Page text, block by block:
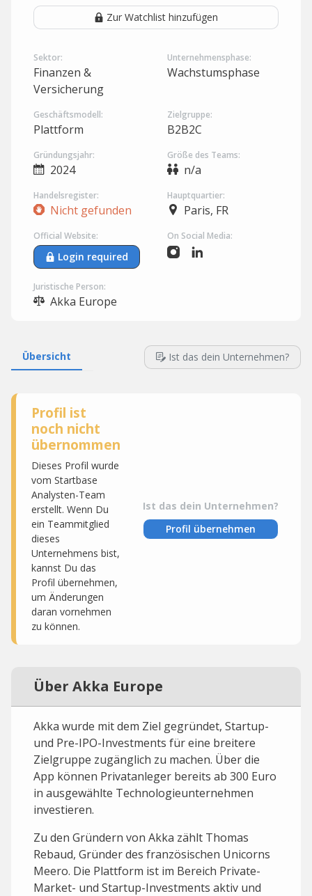
Zur Watchlist hinzufügen
Sektor:
Finanzen &
Versicherung
Unternehmensphase:
Wachstumsphase
Geschäftsmodell:
Plattform
Zielgruppe:
B2B2C
Gründungsjahr:
2024
Größe des Teams:
n/a
Handelsregister:
Nicht gefunden
Hauptquartier:
Paris, FR
Official Website:
Login required
On Social Media:
Juristische Person:
Akka Europe
Übersicht Ist das dein Unternehmen?
Profil ist
noch nicht
übernommen
Dieses Profil wurde
vom Startbase
Analysten-Team
erstellt. Wenn Du
ein Teammitglied
dieses
Unternehmens bist,
kannst Du das
Profil übernehmen,
um Änderungen
daran vornehmen
zu können.
Ist das dein Unternehmen?
Profil übernehmen
Über Akka Europe
Akka wurde mit dem Ziel gegründet, Startup-
und Pre-IPO-Investments für eine breitere
Zielgruppe zugänglich zu machen. Über die
App können Privatanleger bereits ab 300 Euro
in ausgewählte Technologieunternehmen
investieren.
Zu den Gründern von Akka zählt Thomas
Rebaud, Gründer des französischen Unicorns
Meero. Die Plattform ist im Bereich Private-
Market- und Startup-Investments aktiv und